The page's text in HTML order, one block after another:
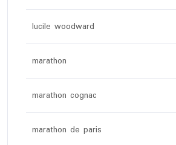
lucile woodward
marathon
marathon cognac
marathon de paris